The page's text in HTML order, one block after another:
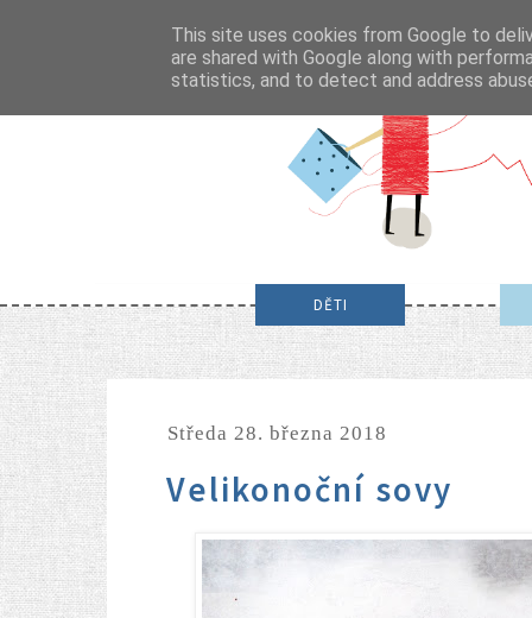
DĚTI
středa 28. března 2018
Velikonoční sovy
This site uses cookies from Google to
are shared with Google along with
statistics, and to detect and address